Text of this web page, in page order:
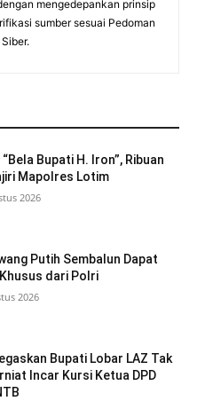
mengedepankan prinsip
sumber sesuai Pedoman
Bupati H. Iron”, Ribuan
Mapolres Lotim
2026
Putih Sembalun Dapat
dari Polri
2026
Bupati Lobar LAZ Tak
Incar Kursi Ketua DPD